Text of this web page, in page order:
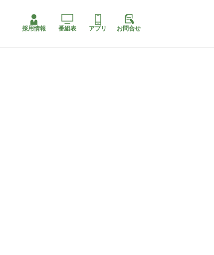
採用情報 番組表 アプリ お問合せ